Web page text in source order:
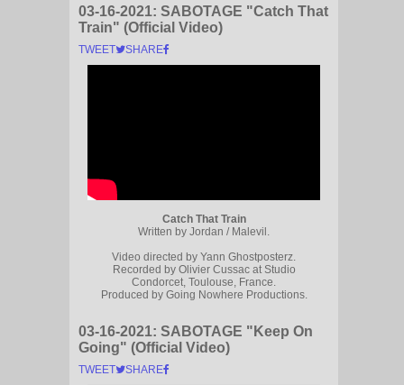
03-16-2021: SABOTAGE "Catch That
Train" (Official Video)
TWEET SHARE
Catch That Train
Written by Jordan / Malevil.
Video directed by Yann Ghostposterz.
Recorded by Olivier Cussac at Studio
Condorcet, Toulouse, France.
Produced by Going Nowhere Productions.
03-16-2021: SABOTAGE "Keep On
Going" (Official Video)
TWEET SHARE